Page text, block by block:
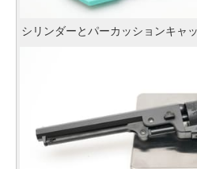
シリンダーとパーカッションキャ